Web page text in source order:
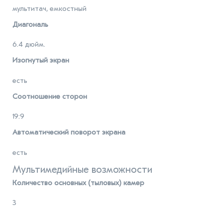
мультитач, емкостный
Диагональ
6.4 дюйм.
Изогнутый экран
есть
Соотношение сторон
19:9
Автоматический поворот экрана
есть
Мультимедийные возможности
Количество основных (тыловых) камер
3